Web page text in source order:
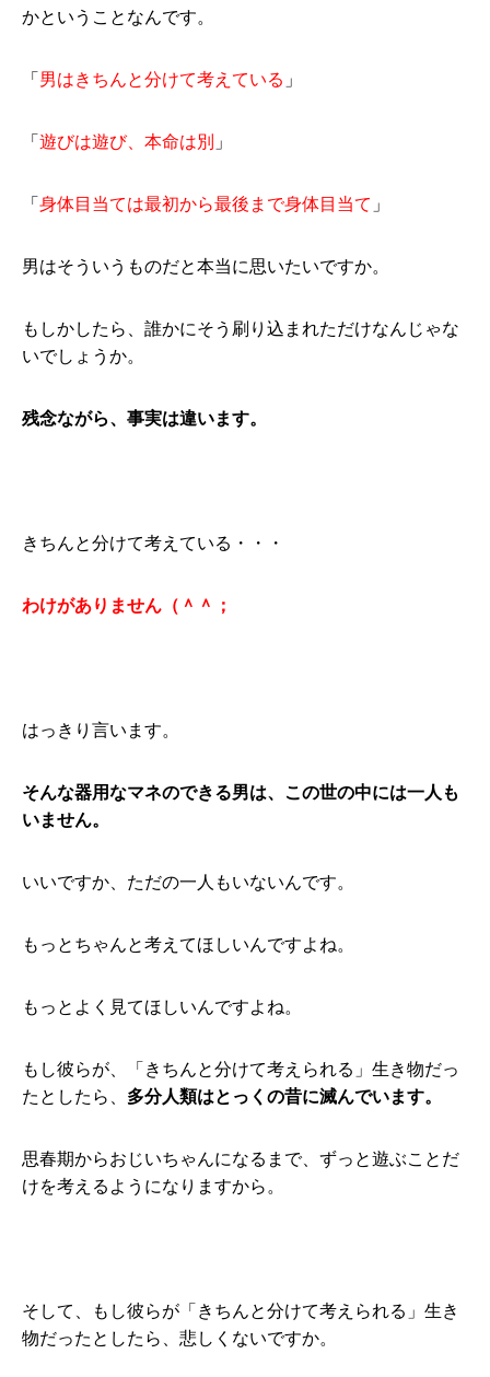
かということなんです。
「 男はきちんと分けて考えている 」
「 遊びは遊び、本命は別 」
「 身体目当ては最初から最後まで身体目当て 」
男はそういうものだと本当に思いたいですか。
もしかしたら、誰かにそう刷り込まれただけなんじゃな
いでしょうか。
残念ながら、事実は違います。
きちんと分けて考えている・・・
わけがありません（＾＾；
はっきり言います。
そんな器用なマネのできる男は、この世の中には一人も
いません。
いいですか、ただの一人もいないんです。
もっとちゃんと考えてほしいんですよね。
もっとよく見てほしいんですよね。
もし彼らが、「きちんと分けて考えられる」生き物だっ
たとしたら、 多分人類はとっくの昔に滅んでいます。
思春期からおじいちゃんになるまで、ずっと遊ぶことだ
けを考えるようになりますから。
そして、もし彼らが「きちんと分けて考えられる」生き
物だったとしたら、悲しくないですか。